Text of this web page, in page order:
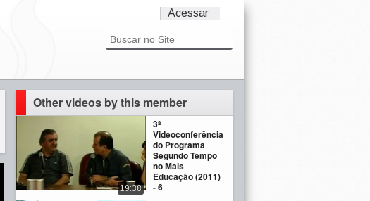
Acessar
Other videos by this member
3ª
Videoconferência
do Programa
Segundo Tempo
no Mais
Educação (2011)
- 6
19:38